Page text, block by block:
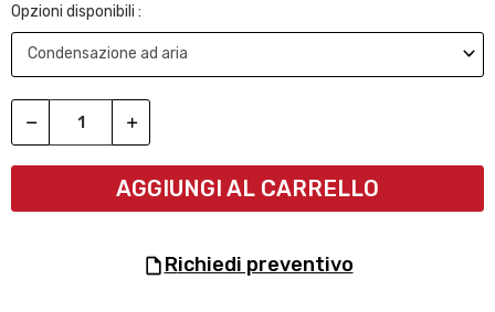
Opzioni disponibili :
AGGIUNGI AL CARRELLO
richiedi preventivo